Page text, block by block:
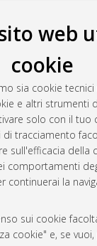
web
cookie
sia cookie
e altri strumenti
solo con il tuo
tracciamento
sull'efficacia della
comportamenti
continuerai la
sui cookie
cookie" e, se
Refugee Flow: A
thesis], Alma
di ricerca
, 31
9622.
generata il Thu